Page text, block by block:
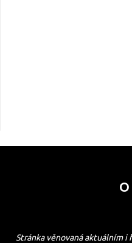
Stránka věnovaná aktuálním